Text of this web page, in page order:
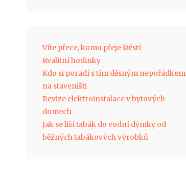
Víte přece, komu přeje štěstí
Kvalitní hodinky
Kdo si poradí s tím děsným nepořádkem
na staveništi
Revize elektroinstalace v bytových
domech
Jak se liší tabák do vodní dýmky od
běžných tabákových výrobků